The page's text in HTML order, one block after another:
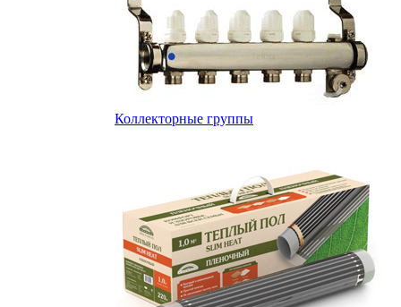
Коллекторные группы